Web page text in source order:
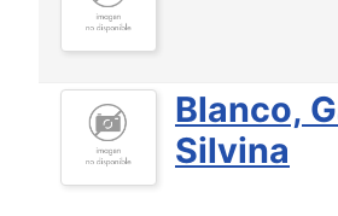
Blanco,
Silvina